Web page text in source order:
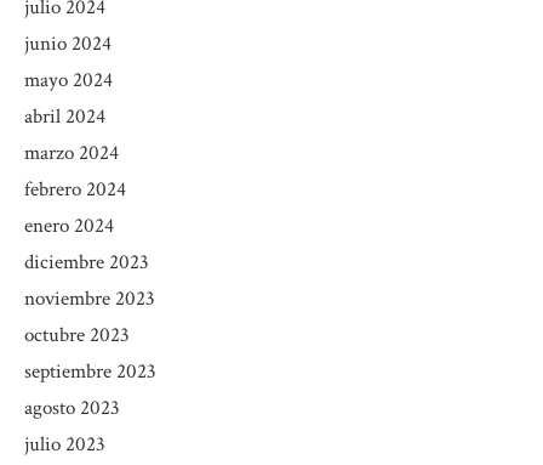
julio 2024
junio 2024
mayo 2024
abril 2024
marzo 2024
febrero 2024
enero 2024
diciembre 2023
noviembre 2023
octubre 2023
septiembre 2023
agosto 2023
julio 2023